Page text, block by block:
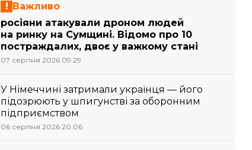
Важливо
росіяни атакували дроном людей
на ринку на Сумщині. Відомо про 10
постраждалих, двоє у важкому стані
07 серпня 2026 09:29
У Німеччині затримали українця — його
підозрюють у шпигунстві за оборонним
підприємством
06 серпня 2026 20:06